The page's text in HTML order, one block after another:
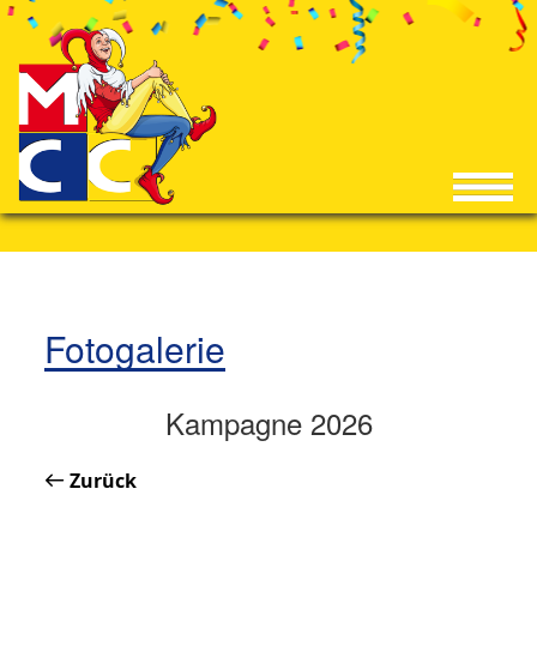
Fotogalerie
Kampagne 2026
Zurück